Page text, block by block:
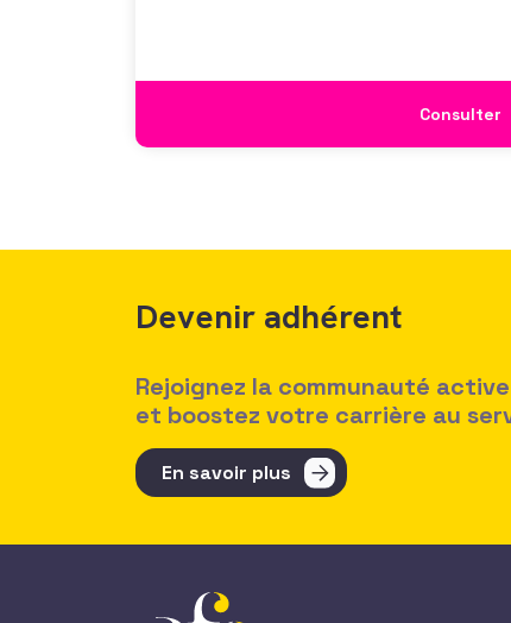
Consulter
Devenir adhérent
Rejoignez la communauté
et boostez votre carrière au
En savoir plus